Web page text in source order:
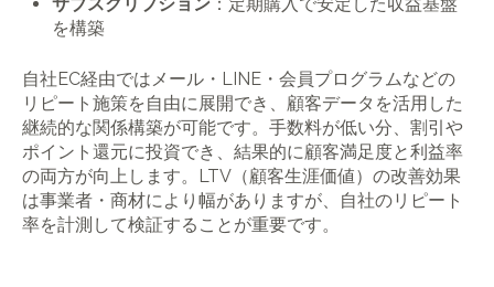
サブスクリプション ：定期購入で安定した収益基盤
を構築
自社EC経由ではメール・LINE・会員プログラムなどの
リピート施策を自由に展開でき、顧客データを活用した
継続的な関係構築が可能です。手数料が低い分、割引や
ポイント還元に投資でき、結果的に顧客満足度と利益率
の両方が向上します。LTV（顧客生涯価値）の改善効果
は事業者・商材により幅がありますが、自社のリピート
率を計測して検証することが重要です。